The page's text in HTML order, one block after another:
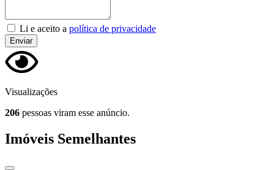
Li e aceito a política de privacidade
Enviar
Visualizações
206 pessoas viram esse anúncio.
Imóveis Semelhantes